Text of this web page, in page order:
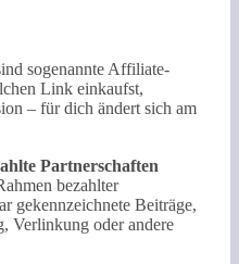
sogenannte Affiliate-
Link einkaufst,
– für dich ändert sich am
Partnerschaften
bezahlter
gekennzeichnete Beiträge,
Verlinkung oder andere